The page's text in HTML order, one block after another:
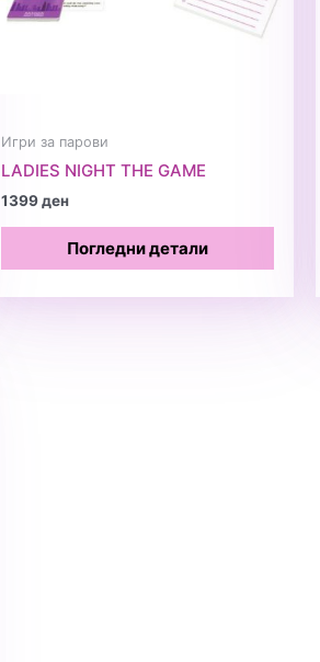
Игри за парови
LADIES NIGHT THE GAME
1399ден
Погледни детали